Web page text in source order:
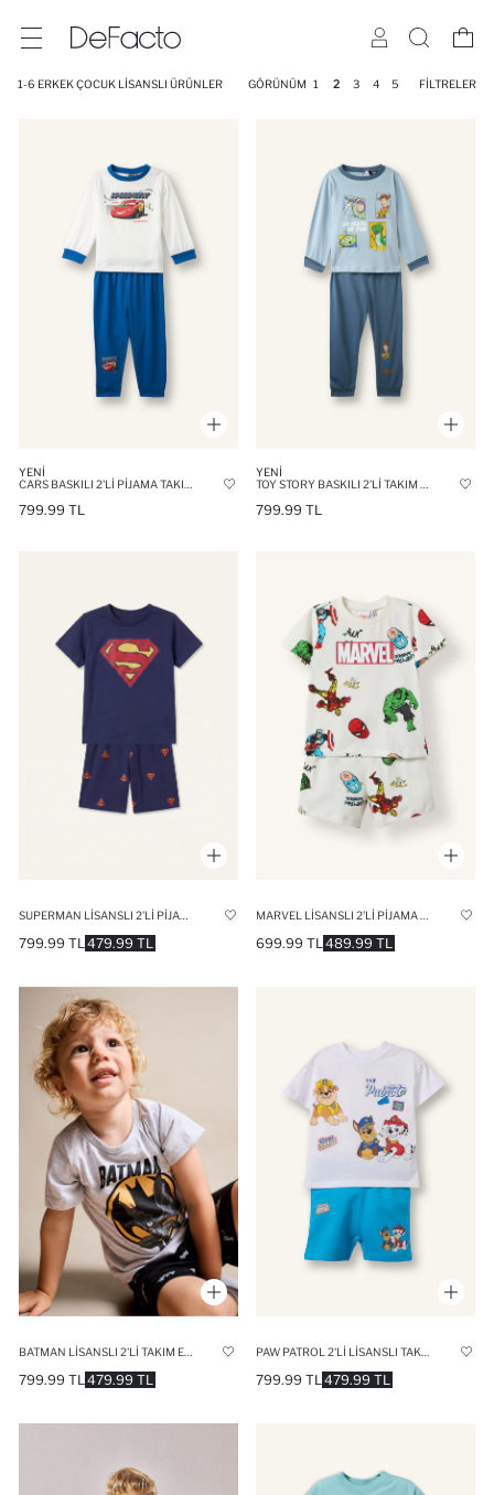
1-6 ERKEK ÇOCUK LISANSLI ÜRÜNLER GÖRÜNÜM 1 2 3 4 5 FILTRELER
YENI
799.99 TL
YENI
799.99 TL
479.99 TL
799.99 TL 489.99 TL
699.99 TL
479.99 TL
799.99 TL 479.99 TL
799.99 TL